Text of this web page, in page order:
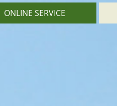
ONLINE SERVICE